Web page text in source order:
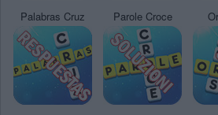
Palabras Cruz Parole Croce